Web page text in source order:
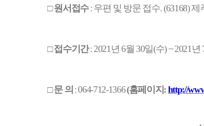
□원서접수:우편 및 방문 접수. (63168)제
□접수기간: 2021 년6월 30일(수) ~ 2021 년
□문 의 : 064-712-1366(홈페이지 :http://